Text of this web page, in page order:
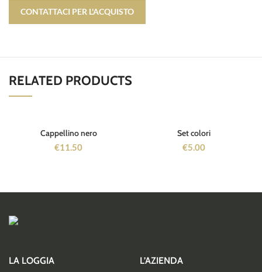
CONTATTACI PER L'ACQUISTO
RELATED PRODUCTS
Cappellino nero
€11.50
Set colori
€5.00
LA LOGGIA L’AZIENDA